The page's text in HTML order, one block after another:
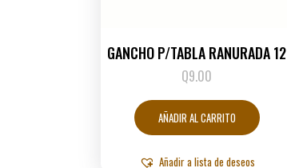
GANCHO P/TABLA RANURADA 12
Q9.00
AÑADIR AL CARRITO
Añadir a lista de deseos